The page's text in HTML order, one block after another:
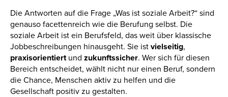
Die Antworten auf die Frage „Was ist soziale Arbeit?“ sind
genauso facettenreich wie die Berufung selbst. Die
soziale Arbeit ist ein Berufsfeld, das weit über klassische
Jobbeschreibungen hinausgeht. Sie ist vielseitig,
praxisorientiertund zukunftssicher. Wer sich für diesen
Bereich entscheidet, wählt nicht nur einen Beruf, sondern
die Chance, Menschen aktiv zu helfen und die
Gesellschaft positiv zu gestalten.